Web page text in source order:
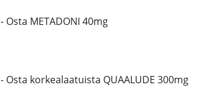
- Osta METADONI 40mg
- Osta korkealaatuista QUAALUDE 300mg